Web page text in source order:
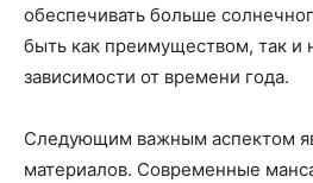
обеспечивать больше
быть как преимуществом, так и
зависимости от времени года.
Следующим важным аспектом
материалов. Современные